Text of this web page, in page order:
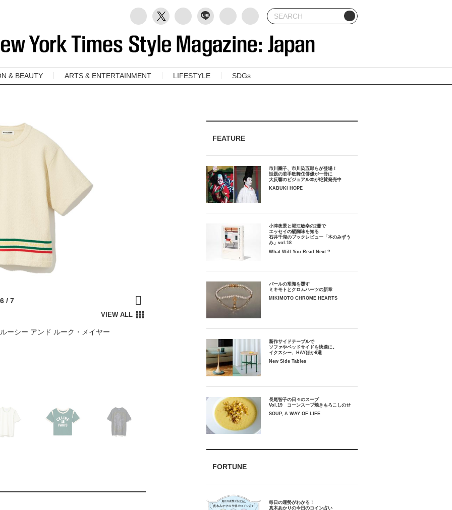
& BEAUTY ARTS & ENTERTAINMENT LIFESTYLE SDGs
ーシー アンド ルーク・メイヤー
FEATURE
市川團子、市川染五郎らが登場！
話題の若手歌舞伎俳優が一冊に
大反響のビジュアル本が絶賛発売中
KABUKI HOPE
小津夜景と堀江敏幸の2冊で
エッセイの醍醐味を知る
石井千湖のブックレビュー「本のみずう
み」vol.18
What Will You Read Next ?
パールの常識を覆す
ミキモトとクロムハーツの新章
MIKIMOTO CHROME HEARTS
新作サイドテーブルで
ソファやベッドサイドを快適に。
イクスシー、HAYほか6選
New Side Tables
長尾智子の日々のスープ
Vol.19 コーンスープ焼きもろこしのせ
SOUP, A WAY OF LIFE
FORTUNE
毎日の運勢がわかる！